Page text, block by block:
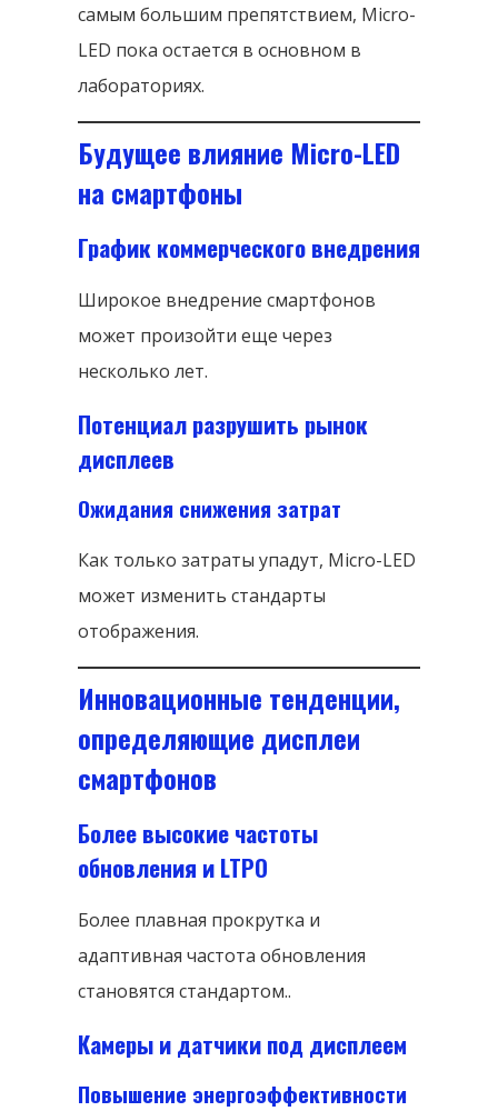
самым большим препятствием, Micro-
LED пока остается в основном в
лабораториях.
Будущее влияние Micro-LED
на смартфоны
График коммерческого внедрения
Широкое внедрение смартфонов
может произойти еще через
несколько лет.
Потенциал разрушить рынок
дисплеев
Ожидания снижения затрат
Как только затраты упадут, Micro-LED
может изменить стандарты
отображения.
Инновационные тенденции,
определяющие дисплеи
смартфонов
Более высокие частоты
обновления и LTPO
Более плавная прокрутка и
адаптивная частота обновления
становятся стандартом..
Камеры и датчики под дисплеем
Повышение энергоэффективности